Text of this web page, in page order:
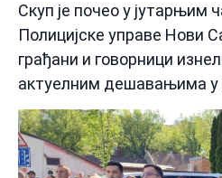
Скуп је почео у јутарњим
Полицијске управе Нови
грађани и говорници
актуелним дешавањима у